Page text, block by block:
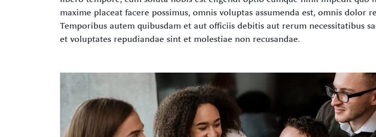
maxime placeat facere possimus, omnis voluptas assumenda est, omnis dolor
Temporibus autem quibusdam et aut officiis debitis aut rerum necessitatibus
et voluptates repudiandae sint et molestiae non recusandae.